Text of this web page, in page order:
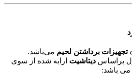
تجهیزات برداشتن لحیم می‌باشد.
براساس دیتاشیت ارایه شده از سوی
می باشد: